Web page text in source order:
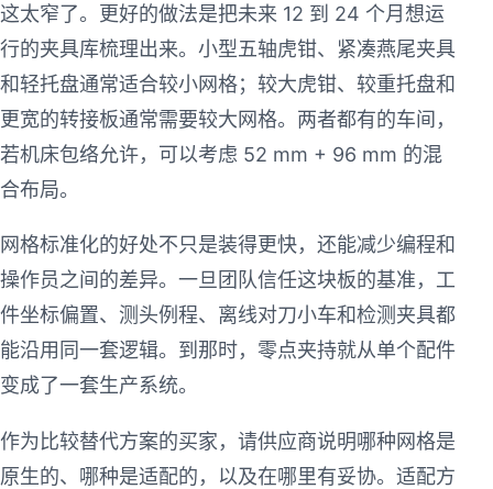
这太窄了。更好的做法是把未来 12 到 24 个月想运
行的夹具库梳理出来。小型五轴虎钳、紧凑燕尾夹具
和轻托盘通常适合较小网格；较大虎钳、较重托盘和
更宽的转接板通常需要较大网格。两者都有的车间，
若机床包络允许，可以考虑 52 mm + 96 mm 的混
合布局。
网格标准化的好处不只是装得更快，还能减少编程和
操作员之间的差异。一旦团队信任这块板的基准，工
件坐标偏置、测头例程、离线对刀小车和检测夹具都
能沿用同一套逻辑。到那时，零点夹持就从单个配件
变成了一套生产系统。
作为比较替代方案的买家，请供应商说明哪种网格是
原生的、哪种是适配的，以及在哪里有妥协。适配方